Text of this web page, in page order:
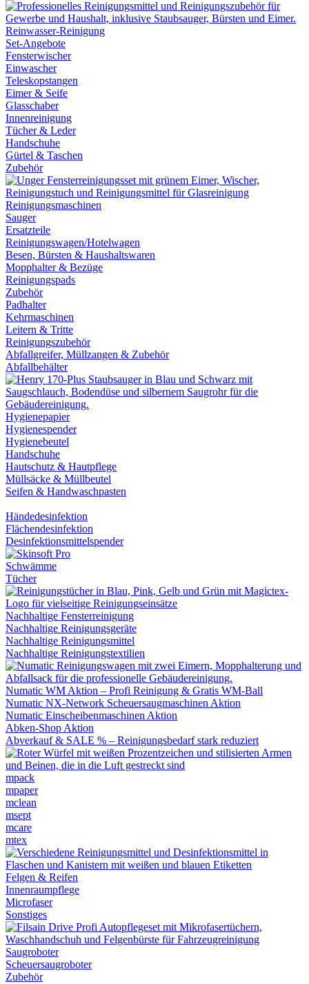
Reinwasser-Reinigung
Set-Angebote
Fensterwischer
Einwascher
Teleskopstangen
Eimer & Seife
Glasschaber
Innenreinigung
Tücher & Leder
Handschuhe
Gürtel & Taschen
Zubehör
Reinigungsmaschinen
Sauger
Ersatzteile
Reinigungswagen/Hotelwagen
Besen, Bürsten & Haushaltswaren
Mopphalter & Bezüge
Reinigungspads
Zubehör
Padhalter
Kehrmaschinen
Leitern & Tritte
Reinigungszubehör
Abfallgreifer, Müllzangen & Zubehör
Abfallbehälter
Hygienepapier
Hygienespender
Hygienebeutel
Handschuhe
Hautschutz & Hautpflege
Müllsäcke & Müllbeutel
Seifen & Handwaschpasten
Händedesinfektion
Flächendesinfektion
Desinfektionsmittelspender
Schwämme
Tücher
Nachhaltige Fensterreinigung
Nachhaltige Reinigungsgeräte
Nachhaltige Reinigungsmittel
Nachhaltige Reinigungstextilien
Numatic WM Aktion – Profi Reinigung & Gratis WM-Ball
Numatic NX-Network Scheuersaugmaschinen Aktion
Numatic Einscheibenmaschinen Aktion
Abken-Shop Aktion
Abverkauf & SALE % – Reinigungsbedarf stark reduziert
mpack
mpaper
mclean
msept
mcare
mtex
Felgen & Reifen
Innenraumpflege
Microfaser
Sonstiges
Saugroboter
Scheuersaugroboter
Zubehör